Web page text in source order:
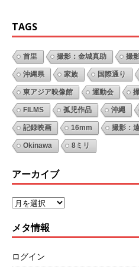
TAGS
首里 撮影：金城真助 撮
沖縄県 家族 国際通り
東アジア映像館 運動会
FILMS 孤児作品 沖縄
記録映画 16mm 撮影：
Okinawa 8ミリ
アーカイブ
メタ情報
ログイン